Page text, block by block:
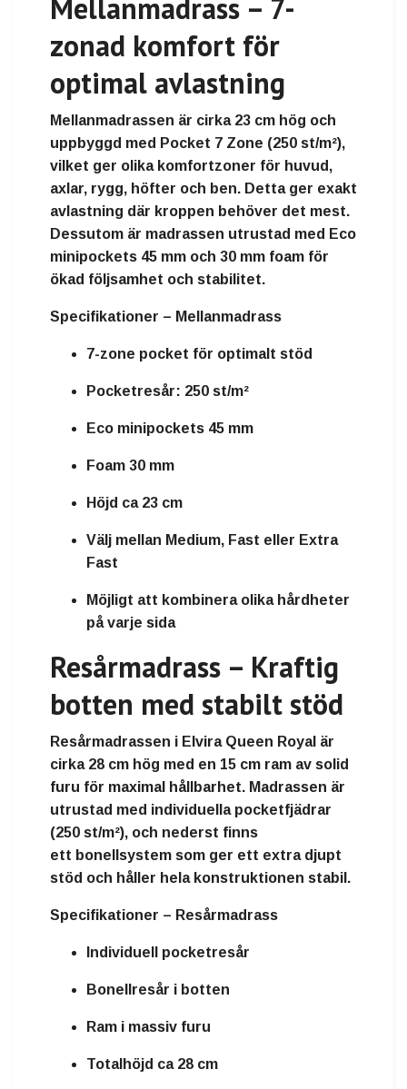
Mellanmadrass – 7-
zonad komfort för
optimal avlastning
Mellanmadrassen är cirka 23 cm hög och
uppbyggd med Pocket 7 Zone (250 st/m²),
vilket ger olika komfortzoner för huvud,
axlar, rygg, höfter och ben. Detta ger exakt
avlastning där kroppen behöver det mest.
Dessutom är madrassen utrustad med Eco
minipockets 45 mm och 30 mm foam för
ökad följsamhet och stabilitet.
Specifikationer – Mellanmadrass
7-zone pocket för optimalt stöd
Pocketresår: 250 st/m²
Eco minipockets 45 mm
Foam 30 mm
Höjd ca 23 cm
Välj mellan Medium, Fast eller Extra
Fast
Möjligt att kombinera olika hårdheter
på varje sida
Resårmadrass – Kraftig
botten med stabilt stöd
Resårmadrassen i Elvira Queen Royal är
cirka 28 cm hög med en 15 cm ram av solid
furu för maximal hållbarhet. Madrassen är
utrustad med individuella pocketfjädrar
(250 st/m²), och nederst finns
ett bonellsystem som ger ett extra djupt
stöd och håller hela konstruktionen stabil.
Specifikationer – Resårmadrass
Individuell pocketresår
Bonellresår i botten
Ram i massiv furu
Totalhöjd ca 28 cm